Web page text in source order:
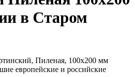
в Старом
Пиленая, 100x200 мм
европейские и российские